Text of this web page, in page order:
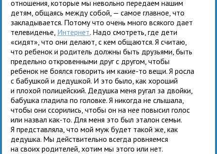
отношения, которые мы невольно передаем нашим
детям, общаясь между собой, — самое главное, что
закладывается. Потому что очень много всякого дает
телевиденье, Интернет. Надо смотреть, где дети
«сидят», что они делают, с кем общаются. Я считаю,
что ребенок и родитель должны быть друзьями, быть
предельно откровенными друг с другом, чтобы
ребенок не боялся говорить им какие-то вещи. Я росла
с бабушкой и дедушкой. И это было, как хороший
и плохой полицейский. Дедушка меня ругал за двойки,
бабушка гладила по головке. Я никогда не слышала,
чтобы они ссорились, чтобы он на нее повысил голос
или назвал как-то. Для меня это был эталон семьи.
Я представляла, что мой муж будет такой же, как
дедушка. Мы действительно всегда ровняемся
на своих родителей, хотим мы этого или нет.